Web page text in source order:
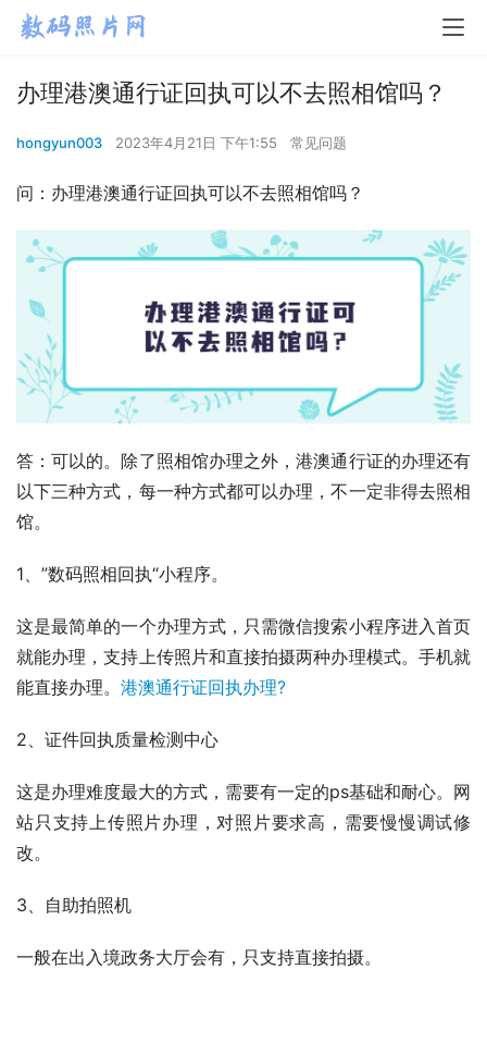
办理港澳通行证回执可以不去照相馆吗？
hongyun003 2023年4月21日 下午1:55 常见问题
问：办理港澳通行证回执可以不去照相馆吗？
答：可以的。除了照相馆办理之外，港澳通行证的办理还有
以下三种方式，每一种方式都可以办理，不一定非得去照相
馆。
1、”数码照相回执“小程序。
这是最简单的一个办理方式，只需微信搜索小程序进入首页
就能办理，支持上传照片和直接拍摄两种办理模式。手机就
能直接办理。 港澳通行证回执办理?
2、证件回执质量检测中心
这是办理难度最大的方式，需要有一定的ps基础和耐心。网
站只支持上传照片办理，对照片要求高，需要慢慢调试修
改。
3、自助拍照机
一般在出入境政务大厅会有，只支持直接拍摄。